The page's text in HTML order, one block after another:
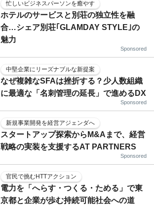
忙しいビジネスパーソンを癒やす
ホテルのサービスと別荘の独立性を融
合…シェア別荘｢GLAMDAY STYLE｣の
魅力
Sponsored
中堅企業にリーズナブルな新提案
なぜ複雑なSFAは挫折する？少人数組織
に最適な「名刺管理の延長」で進めるDX
Sponsored
新規事業開発を経営アジェンダへ
スタートアップ探索からM&Aまで、経営
戦略の実装を支援するAT PARTNERS
Sponsored
官民で挑むHTTアクション
電力を「へらす・つくる・ためる」で東
京都と企業が歩む持続可能社会への道